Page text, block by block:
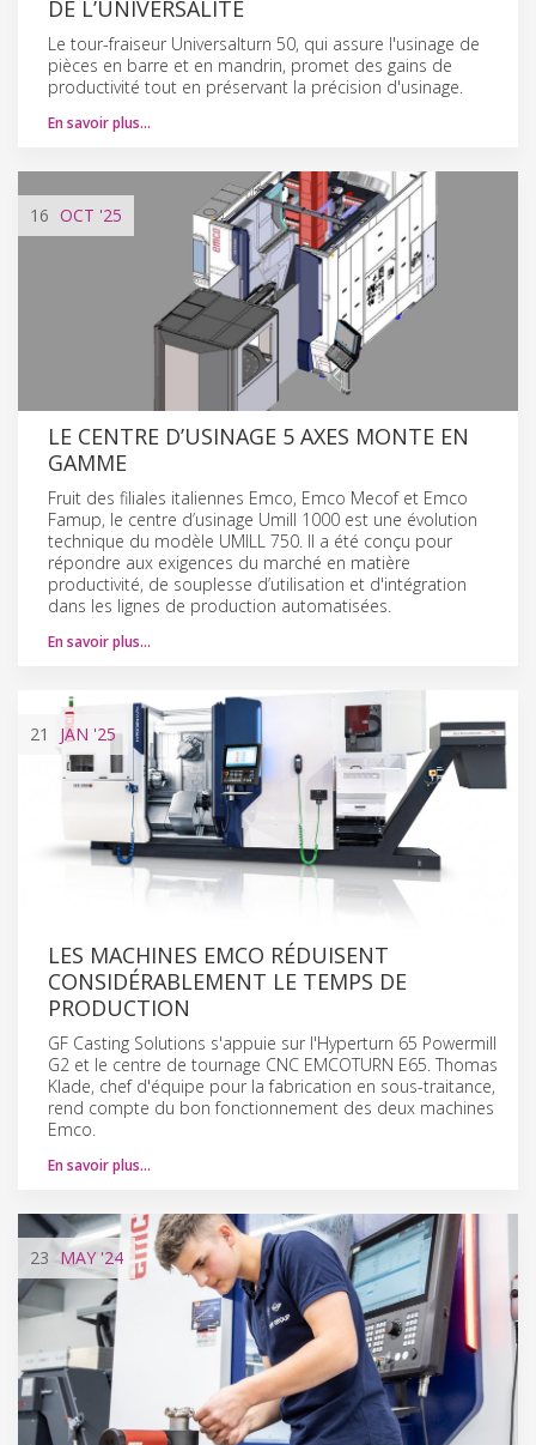
DE L’UNIVERSALITÉ
Le tour-fraiseur Universalturn 50, qui assure l'usinage de
pièces en barre et en mandrin, promet des gains de
productivité tout en préservant la précision d'usinage.
En savoir plus…
16 OCT '25
LE CENTRE D’USINAGE 5 AXES MONTE EN
GAMME
Fruit des filiales italiennes Emco, Emco Mecof et Emco
Famup, le centre d’usinage Umill 1000 est une évolution
technique du modèle UMILL 750. Il a été conçu pour
répondre aux exigences du marché en matière
productivité, de souplesse d’utilisation et d'intégration
dans les lignes de production automatisées.
En savoir plus…
21 JAN '25
LES MACHINES EMCO RÉDUISENT
CONSIDÉRABLEMENT LE TEMPS DE
PRODUCTION
GF Casting Solutions s'appuie sur l'Hyperturn 65 Powermill
G2 et le centre de tournage CNC EMCOTURN E65. Thomas
Klade, chef d'équipe pour la fabrication en sous-traitance,
rend compte du bon fonctionnement des deux machines
Emco.
En savoir plus…
23 MAY'24